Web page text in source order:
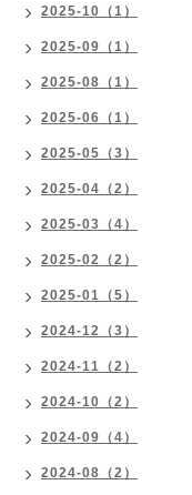
2025-10（1）
2025-09（1）
2025-08（1）
2025-06（1）
2025-05（3）
2025-04（2）
2025-03（4）
2025-02（2）
2025-01（5）
2024-12（3）
2024-11（2）
2024-10（2）
2024-09（4）
2024-08（2）